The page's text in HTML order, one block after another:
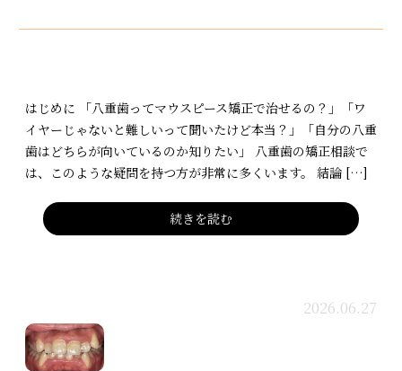
はじめに 「八重歯ってマウスピース矯正で治せるの？」「ワ
イヤーじゃないと難しいって聞いたけど本当？」「自分の八重
歯はどちらが向いているのか知りたい」 八重歯の矯正相談で
は、このような疑問を持つ方が非常に多くいます。 結論 […]
続きを読む
2026.06.27